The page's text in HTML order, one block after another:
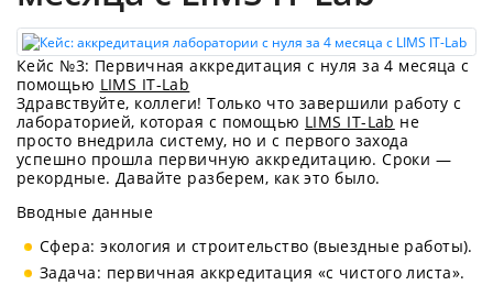
Кейс №3: Первичная аккредитация с нуля за 4 месяца с
помощью LIMS IT-Lab
Здравствуйте, коллеги! Только что завершили работу с
лабораторией, которая с помощью LIMS IT-Lab не
просто внедрила систему, но и с первого захода
успешно прошла первичную аккредитацию. Сроки —
рекордные. Давайте разберем, как это было.
Вводные данные
Сфера: экология и строительство (выездные работы).
Задача: первичная аккредитация «с чистого листа».